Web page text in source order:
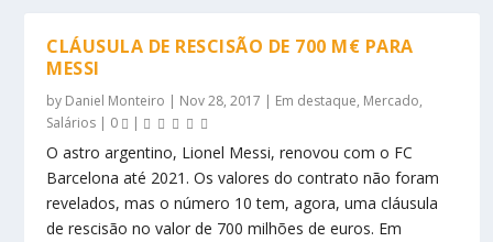
CLÁUSULA DE RESCISÃO DE 700 M€ PARA
MESSI
by Daniel Monteiro | Nov 28, 2017 | Em destaque, Mercado,
Salários | 0 |
O astro argentino, Lionel Messi, renovou com o FC
Barcelona até 2021. Os valores do contrato não foram
revelados, mas o número 10 tem, agora, uma cláusula
de rescisão no valor de 700 milhões de euros. Em